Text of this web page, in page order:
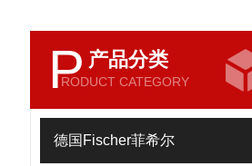
P 产品分类
RODUCT CATEGORY
德国Fischer菲希尔